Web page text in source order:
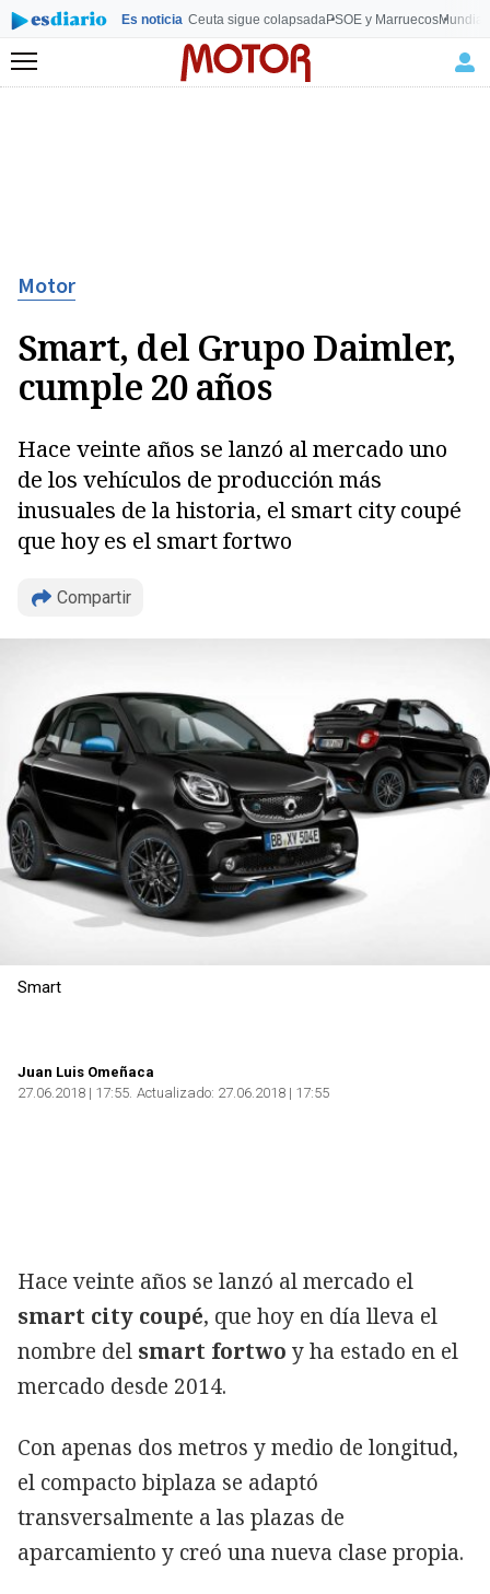
Es noticia Ceuta sigue colapsadaPSOE y MarruecosMundial
Menú
Motor
Smart, del Grupo Daimler,
cumple 20 años
Hace veinte años se lanzó al mercado uno
de los vehículos de producción más
inusuales de la historia, el smart city coupé
que hoy es el smart fortwo
Compartir
Copiar
Smart
Juan Luis Omeñaca
27.06.2018 | 17:55 Actualizado: 27.06.2018 | 17:55
Hace veinte años se lanzó al mercado el
smart city coupé, que hoy en día lleva el
nombre del smart fortwo y ha estado en el
mercado desde 2014.
Con apenas dos metros y medio de longitud,
el compacto biplaza se adaptó
transversalmente a las plazas de
aparcamiento y creó una nueva clase propia.